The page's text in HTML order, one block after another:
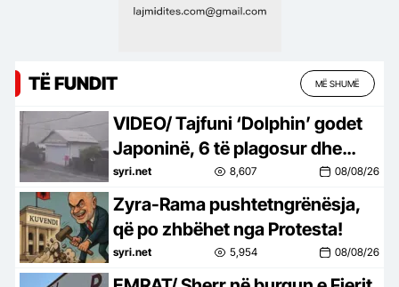
TË FUNDIT MË SHUMË
VIDEO/ Tajfuni ‘Dolphin’ godet
Japoninë, 6 të plagosur dhe
mijëra shtëpi pa energji. Kina
mbyll portet
syri.net 8,607 08/08/26
Zyra-Rama pushtetngrënësja,
që po zhbëhet nga Protesta!
syri.net 5,954 08/08/26